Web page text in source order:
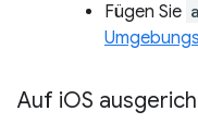
Fügen Sie
Auf iOS